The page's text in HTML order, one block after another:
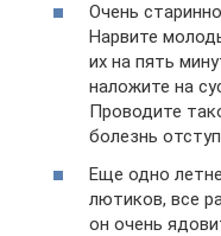
Очень
Нарвите
их на пять
наложите на
Проводите
болезнь
Еще одно
лютиков, все
он очень